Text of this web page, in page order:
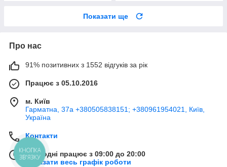
Показати ще
Про нас
91% позитивних з 1552 відгуків за рік
Працює з 05.10.2016
м. Київ
Гарматна, 37а +380505838151; +380961954021, Київ,
Україна
Контакти
Сьогодні працює з 09:00 до 20:00
Показати весь графік роботи
КНОПКА
ЗВ'ЯЗКУ